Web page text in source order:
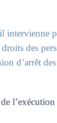
intervienne
des
d’arrêt